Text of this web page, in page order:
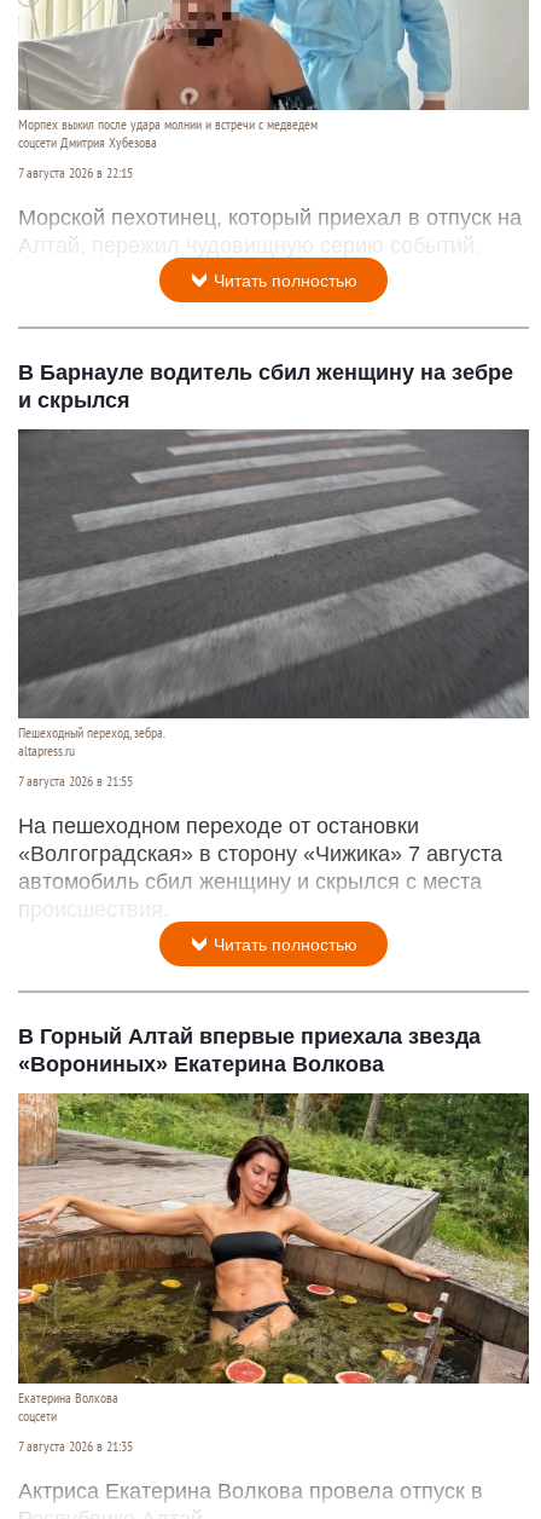
Морпех выжил после удара молнии и встречи с медведем
соцсети Дмитрия Хубезова
7 августа 2026 в 22:15
Морской пехотинец, который приехал в отпуск на
Алтай, пережил чудовищную серию событий.
Читать полностью
В Барнауле водитель сбил женщину на зебре
и скрылся
Пешеходный переход, зебра.
altapress.ru
7 августа 2026 в 21:55
На пешеходном переходе от остановки
«Волгоградская» в сторону «Чижика» 7 августа
автомобиль сбил женщину и скрылся с места
происшествия.
Читать полностью
В Горный Алтай впервые приехала звезда
«Ворониных» Екатерина Волкова
Екатерина Волкова
соцсети
7 августа 2026 в 21:35
Актриса Екатерина Волкова провела отпуск в